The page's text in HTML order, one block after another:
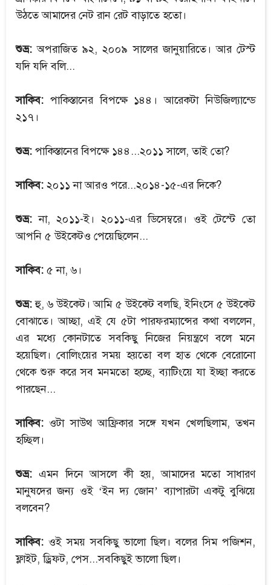
উঠতে আমাদের নেট রান রেট বাড়াতে হতো।
শুভ্র:অপরাজিত ৯২, ২০০৯ সালের জানুয়ারিতে। আর টেস্ট
যদি যদি বলি...
সাকিব: পাকিস্তানের বিপক্ষে ১৪৪। আরেকটা নিউজিল্যান্ডে
২১৭।
শুভ্র: পাকিস্তানের বিপক্ষে ১৪৪...২০১১ সালে, তাই তো?
সাকিব: ২০১১ না আরও পরে...২০১৪-১৫-এর দিকে?
শুভ্র: না, ২০১১-ই। ২০১১-এর ডিসেম্বরে। ওই টেস্টে তো
আপনি ৫ উইকেটও পেয়েছিলেন...
সাকিব: ৫ না, ৬।
শুভ্র:হু, ৬ উইকেট। আমি ৫ উইকেট বলছি, ইনিংসে ৫ উইকেট
বোঝাতে। আচ্ছা, এই যে ৫টা পারফরম্যান্সের কথা বললেন,
এর মধ্যে কোনটাতে সবকিছু নিজের নিয়ন্ত্রণে বলে মনে
হয়েছিল। বোলিংয়ের সময় হয়তো বল হাত থেকে বেরোনো
থেকে শুরু করে সব মনমতো হচ্ছে, ব্যাটিংয়ে যা ইচ্ছা করতে
পারছেন...
সাকিব: ওটা সাউথ আফ্রিকার সঙ্গে যখন খেলছিলাম, তখন
হচ্ছিল।
শুভ্র: এমন দিনে আসলে কী হয়, আমাদের মতো সাধারণ
মানুষদের জন্য ওই ‘ইন দ্য জোন’ ব্যাপারটা একটু বুঝিয়ে
বলবেন?
সাকিব: ওই সময় সবকিছু ভালো ছিল। বলের সিম পজিশন,
ফ্লাইট, ড্রিফট, পেস...সবকিছুই ভালো ছিল।